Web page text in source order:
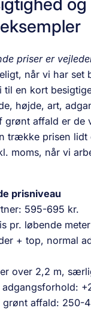
priser er
når vi har set
en kort
højde, art,
affald er de
trække prisen lidt
moms, når vi
prisniveau
595-695 kr.
pr. løbende
+ top, normal
over 2,2 m,
adgangsforhold:
grønt affald: 250-